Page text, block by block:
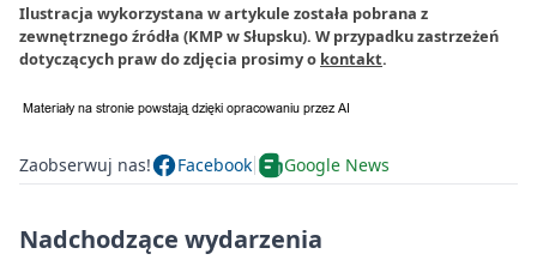
Ilustracja wykorzystana w artykule została pobrana z
zewnętrznego źródła (KMP w Słupsku). W przypadku zastrzeżeń
dotyczących praw do zdjęcia prosimy o kontakt.
Zaobserwuj nas! Facebook Google News
Nadchodzące wydarzenia